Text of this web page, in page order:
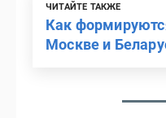
ЧИТАЙТЕ ТАКЖЕ
Как
Москве и